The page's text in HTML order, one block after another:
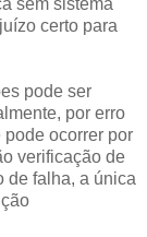
sem sistema
certo para
pode ser
por erro
pode ocorrer por
verificação de
de falha, a única